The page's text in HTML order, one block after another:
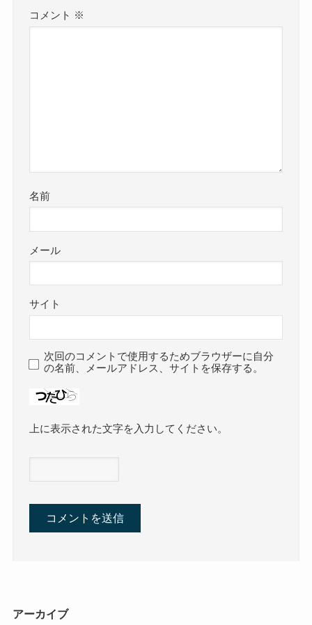
コメント ※
名前
メール
サイト
次回のコメントで使用するためブラウザーに自分
の名前、メールアドレス、サイトを保存する。
上に表示された文字を入力してください。
アーカイブ